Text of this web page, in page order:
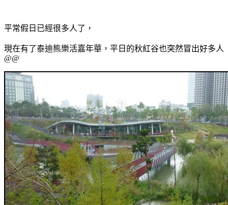
平常假日已經很多人了，
現在有了泰迪熊樂活嘉年華，平日的秋紅谷也突然冒出好多人
@@